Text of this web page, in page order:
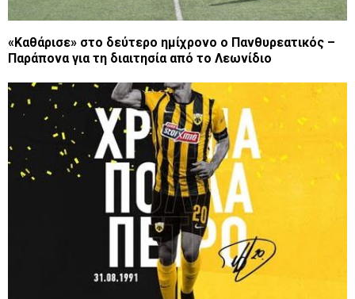
«Καθάρισε» στο δεύτερο ημίχρονο ο Πανθυρεατικός –
Παράπονα για τη διαιτησία από το Λεωνίδιο